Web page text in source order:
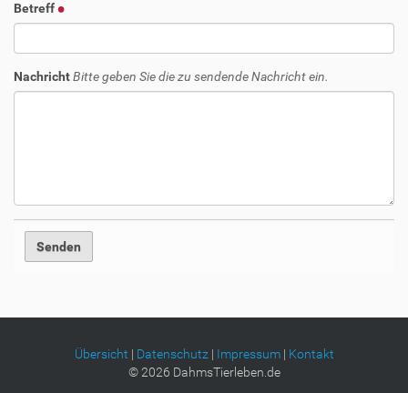
Betreff
NachrichtBitte geben Sie die zu sendende Nachricht ein.
Übersicht | Datenschutz| Impressum| Kontakt
©2026 DahmsTierleben.de